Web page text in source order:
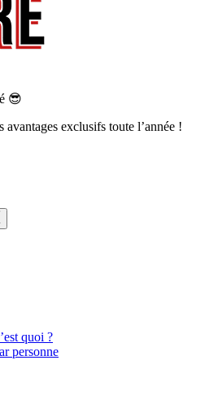
😎
exclusifs toute l’année !
quoi ?
personne